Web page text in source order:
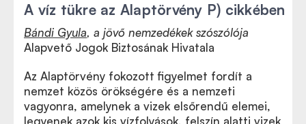
A víz tükre az Alaptörvény P) cikkében
Bándi Gyula, a jövő nemzedékek szószólója
Alapvető Jogok Biztosának Hivatala
Az Alaptörvény fokozott figyelmet fordít a
nemzet közös örökségére és a nemzeti
vagyonra, amelynek a vizek elsőrendű elemei,
legyenek azok kis vízfolyások, felszín alatti vizek